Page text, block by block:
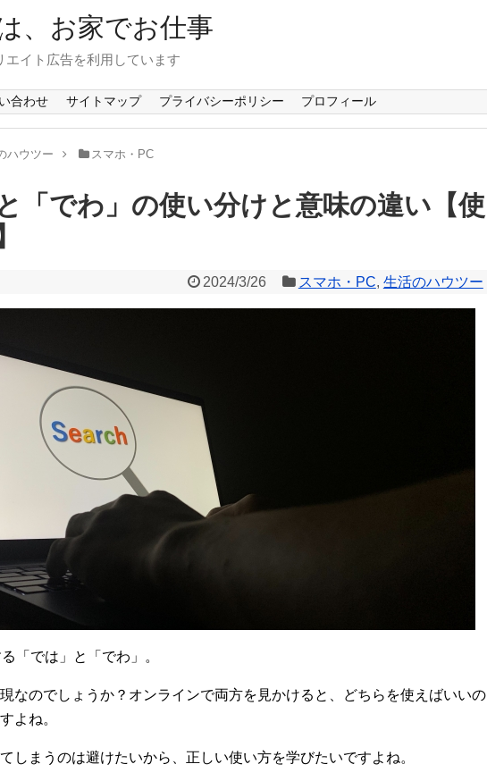
、お家でお仕事
エイト広告を利用しています
合わせ サイトマップ プライバシーポリシー プロフィール
ハウツー スマホ・PC
「でわ」の使い分けと意味の違い【使
2024/3/26 スマホ・PC, 生活のハウツー
「では」と「でわ」。
なのでしょうか？オンラインで両方を見かけると、どちらを使えばいいの
よね。
しまうのは避けたいから、正しい使い方を学びたいですよね。